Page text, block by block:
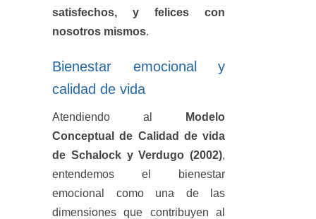
satisfechos, y felices con
nosotros mismos.
Bienestar emocional y
calidad de vida
Atendiendo al
Modelo
Conceptual de Calidad de vida
de Schalock y Verdugo (2002),
entendemos el bienestar
emocional como una de las
dimensiones que contribuyen al